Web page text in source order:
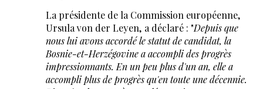
La présidente de la Commission européenne,
Ursula von der Leyen, a déclaré : "Depuis que
nous lui avons accordé le statut de candidat, la
Bosnie-et-Herzégovine a accompli des progrès
impressionnants. En un peu plus d'un an, elle a
accompli plus de progrès qu'en toute une décennie.